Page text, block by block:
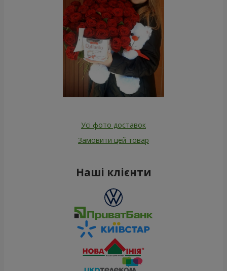
Усі фото доставок
Замовити цей товар
Наші клієнти